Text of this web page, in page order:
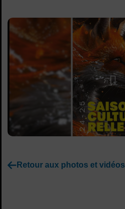
Retour aux photos et vidéos